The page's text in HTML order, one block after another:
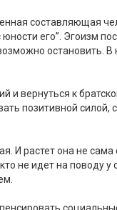
составляющая
его”. Эгоизм
остановить. В
и вернуться к
позитивной силой,
И растет она не
не идет на поводу